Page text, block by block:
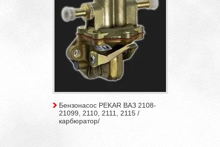
Бензонасос PEKAR ВАЗ 2108-
21099, 2110, 2111, 2115 /
карбюратор/